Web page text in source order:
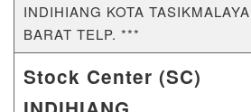
INDIHIANG KOTA
BARAT TELP. ***
Stock Center (SC)